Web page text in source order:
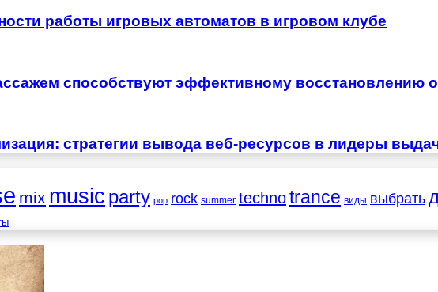
работы игровых автоматов в игровом клубе
способствуют эффективному восстановлению
стратегии вывода веб-ресурсов в лидеры
mix music party pop rock summer technotrance виды выбрать